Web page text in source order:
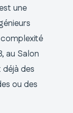
une
au Salon
des
ou des